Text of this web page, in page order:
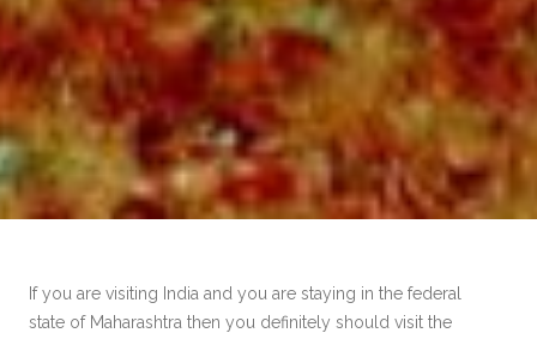
If you are visiting India and you are staying in the federal
state of Maharashtra then you definitely should visit the